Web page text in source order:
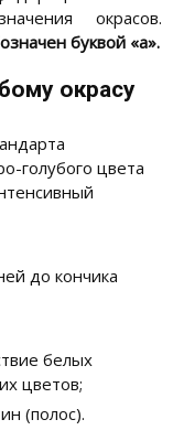
окрасов.
буквой «a».
окрасу
голубого цвета
до кончика
белых
цветов;
(полос).